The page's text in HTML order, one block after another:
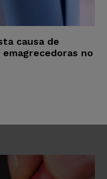
causa de
no